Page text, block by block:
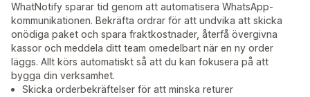
WhatNotify sparar tid genom att automatisera WhatsApp-
kommunikationen. Bekräfta ordrar för att undvika att skicka
onödiga paket och spara fraktkostnader, återfå övergivna
kassor och meddela ditt team omedelbart när en ny order
läggs. Allt körs automatiskt så att du kan fokusera på att
bygga din verksamhet.
Skicka orderbekräftelser för att minska returer